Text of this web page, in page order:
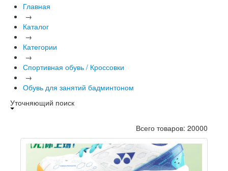
Главная
→
Каталог
→
Категории
→
Спортивная обувь / Кроссовки
→
Обувь для занятий бадминтоном
Уточняющий поиск
Всего товаров: 20000